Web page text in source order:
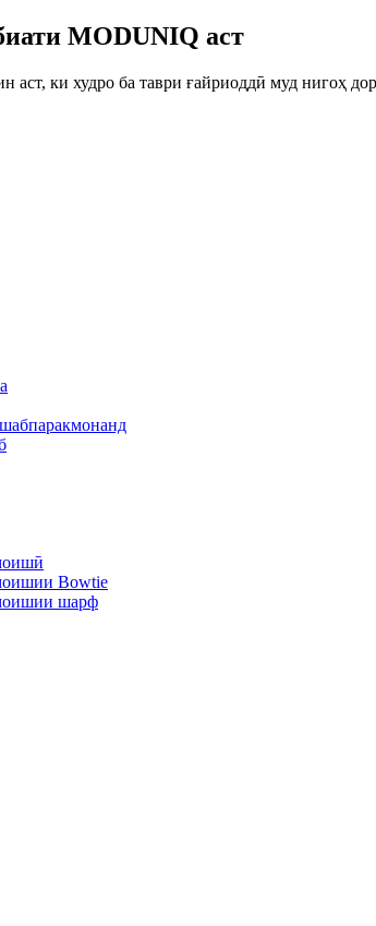
MODUNIQ аст
аст, ки худро ба таври ғайриоддӣ муд нигоҳ
Bowtie
шарф